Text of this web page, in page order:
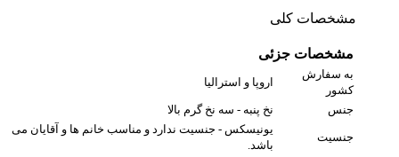
مشخصات کلی
مشخصات جزئی
به سفارش
کشور
اروپا و استرالیا
جنس نخ پنبه - سه نخ گرم بالا
جنسیت
یونیسکس - جنسیت ندارد و مناسب خانم ها و آقایان می
باشد.